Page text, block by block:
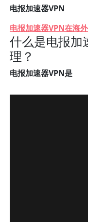
电报加速器VPN
电报加速器VPN在海
什么是电报加
理？
电报加速器VPN是